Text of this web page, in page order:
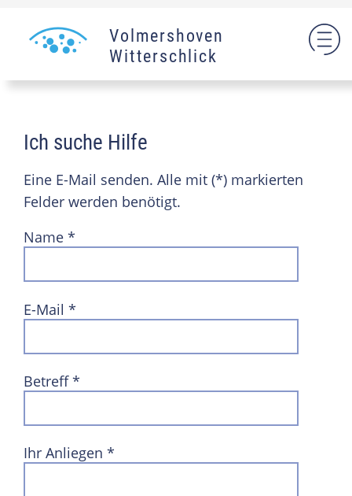
Volmershoven
Witterschlick
Ich suche Hilfe
Eine E-Mail senden. Alle mit (*) markierten
Felder werden benötigt.
Name *
E-Mail *
Betreff*
Ihr Anliegen *